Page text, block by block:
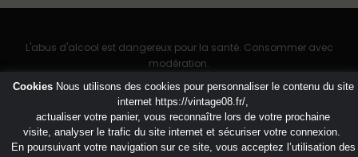
CookiesNous utilisons des cookies pour personnaliser le contenu du site
internet https://vintage08.fr/,
actualiser votre panier, vous reconnaître lors de votre prochaine
visite, analyser le trafic du site internet et sécuriser votre connexion.
En poursuivant votre navigation sur ce site, vous acceptez l’utilisation des
L'abus d'alcool est dangereux pour la santé. Consommer avec
modération.